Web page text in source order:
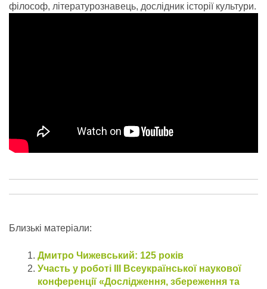
філософ, літературознавець, дослідник історії культури.
Близькі матеріали:
Дмитро Чижевський: 125 років
Участь у роботі III Всеукраїнської наукової
конференції «Дослідження, збереження та